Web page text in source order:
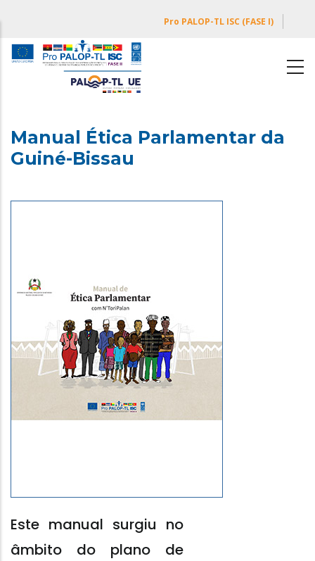
conteúdo
Pro PALOP-TL ISC (FASE I)
Manual Ética Parlamentar da
Guiné-Bissau
Este manual surgiu no
âmbito do plano de